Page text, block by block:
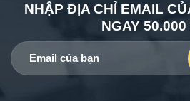
NHẬP ĐỊA CHỈ EMAIL
NGAY